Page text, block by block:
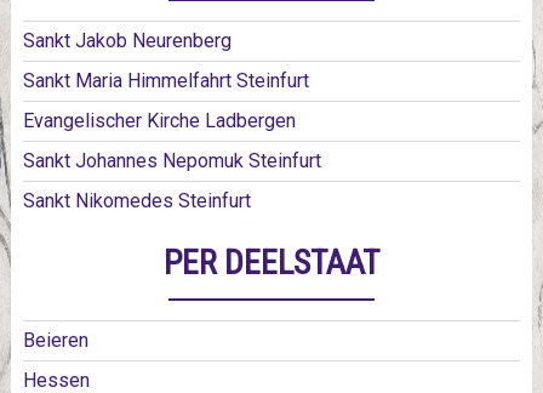
Sankt Jakob Neurenberg
Sankt Maria Himmelfahrt Steinfurt
Evangelischer Kirche Ladbergen
Sankt Johannes Nepomuk Steinfurt
Sankt Nikomedes Steinfurt
PER DEELSTAAT
Beieren
Hessen